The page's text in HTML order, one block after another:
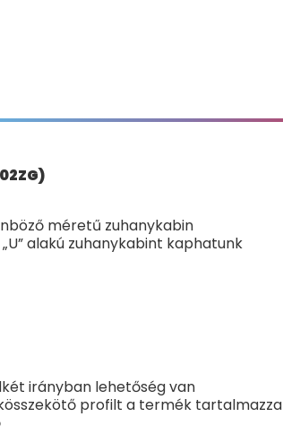
méretű zuhanykabin
alakú zuhanykabint kaphatunk
irányban lehetőség van
profilt a termék tartalmazza